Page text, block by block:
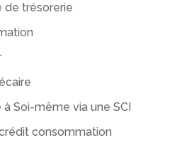
de trésorerie
Soi-même via une SCI
consommation